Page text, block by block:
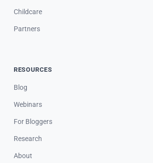
Childcare
Partners
RESOURCES
Blog
Webinars
For Bloggers
Research
About